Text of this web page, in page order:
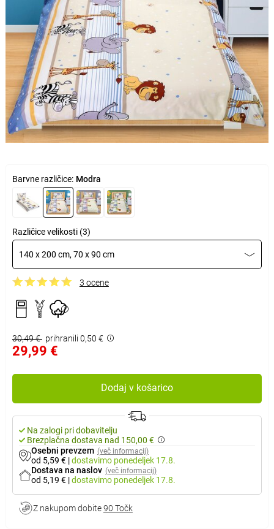
Barvne različice: Modra
Različice velikosti (3)
140 x 200 cm, 70 x 90 cm
3 ocene
30,49 € prihranili 0,50 €
29,99 €
Dodaj v košarico
Na zalogi pri dobavitelju
Brezplačna dostava nad 150,00 €
Osebni prevzem (več informacij)
od 5,59 € |dostavimo ponedeljek 17.8.
Dostava na naslov (več informacij)
od 5,19 € |dostavimo ponedeljek 17.8.
Z nakupom dobite90 Točk